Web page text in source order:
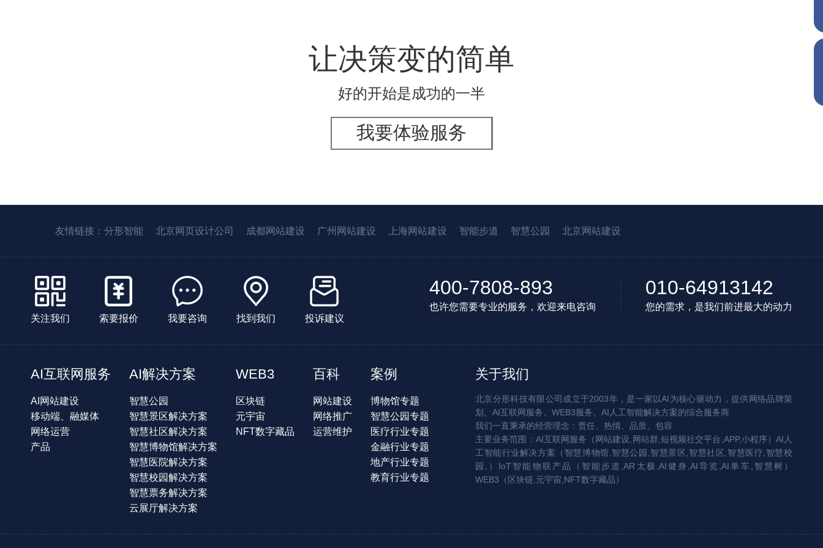
让决策变的简单
好的开始是成功的一半
我要体验服务
友情链接： 分形智能 北京网页设计公司 成都网站建设 广州网站建设 上海网站建设 智能步道 智慧公园 北京网站建设
关注我们 索要报价 我要咨询 找到我们 投诉建议
400-7808-893
也许您需要专业的服务，欢迎来电咨询
010-64913142
您的需求，是我们前进最大的动力
AI互联网服务
AI网站建设
移动端、融媒体
网络运营
产品
AI解决方案
智慧公园
智慧景区解决方案
智慧社区解决方案
智慧博物馆解决方案
智慧医院解决方案
智慧校园解决方案
智慧票务解决方案
云展厅解决方案
WEB3
区块链
元宇宙
NFT数字藏品
百科
网站建设
网络推广
运营维护
案例
博物馆专题
智慧公园专题
医疗行业专题
金融行业专题
地产行业专题
教育行业专题
关于我们
北京分形科技有限公司成立于2003年，是一家以AI为核心驱动力，提供网络品牌策
划、AI互联网服务、WEB3服务、AI人工智能解决方案的综合服务商
我们一直秉承的经营理念：责任、热情、品质、包容
主要业务范围：AI互联网服务（网站建设,网站群,短视频社交平台,APP,小程序）AI人
工智能行业解决方案（智慧博物馆,智慧公园,智慧景区,智慧社区,智慧医疗,智慧校
园,）IoT智能物联产品（智能步道,AR太极,AI健身,AI导览,AI单车,智慧树）
WEB3（区块链,元宇宙,NFT数字藏品）